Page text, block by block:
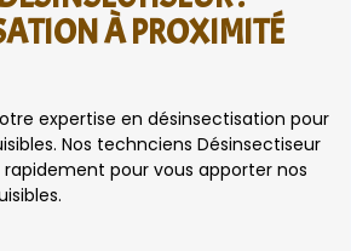
À PROXIMITÉ
expertise en désinsectisation pour
Nos technciens Désinsectiseur
pour vous apporter nos